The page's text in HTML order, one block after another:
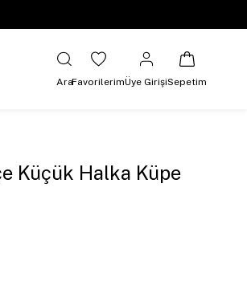
AraFavorilerimÜye GirişiSepetim
Küçük Halka Küpe